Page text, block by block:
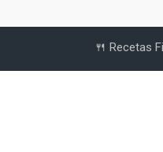
🍴 Recetas